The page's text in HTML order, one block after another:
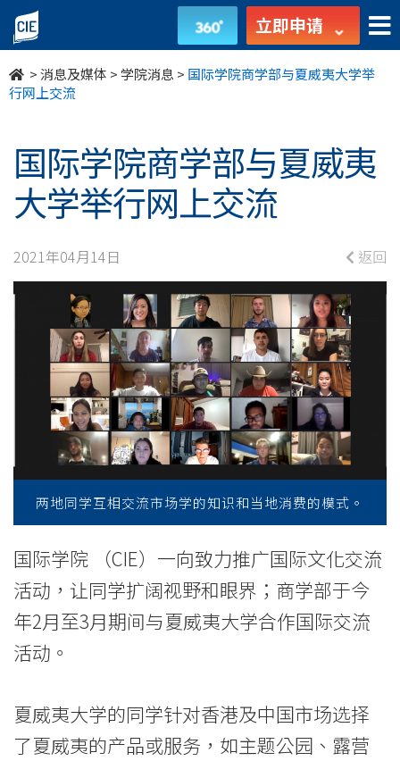
国
际
学
商
学
部
与
学
举
行
网
上
交
流
立即申请
>消息及媒体 >学院消息 > 国际学院商学部与夏威夷大学举
行网上交流
国际学院商学部与夏威夷
大学举行网上交流
2021年04月14日 返回
两地同学互相交流市场学的知识和当地消费的模式。
国际学院 （CIE）一向致力推广国际文化交流
活动，让同学扩阔视野和眼界；商学部于今
年2月至3月期间与夏威夷大学合作国际交流
活动。
夏威夷大学的同学针对香港及中国市场选择
了夏威夷的产品或服务，如主题公园、露营